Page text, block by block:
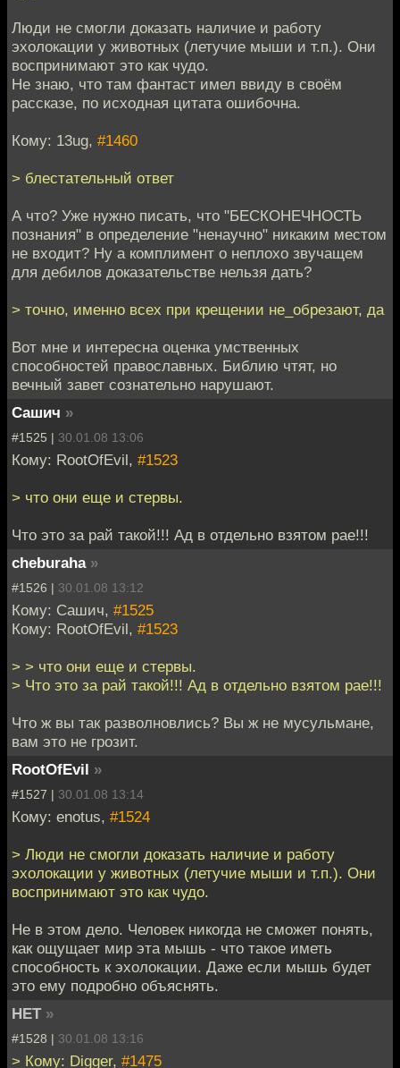
Люди не смогли доказать наличие и работу
эхолокации у животных (летучие мыши и т.п.). Они
воспринимают это как чудо.
Не знаю, что там фантаст имел ввиду в своём
рассказе, по исходная цитата ошибочна.
Кому: 13ug, #1460
> блестательный ответ
А что? Уже нужно писать, что "БЕСКОНЕЧНОСТЬ
познания" в определение "ненаучно" никаким местом
не входит? Ну а комплимент о неплохо звучащем
для дебилов доказательстве нельзя дать?
> точно, именно всех при крещении не_обрезают, да
Вот мне и интересна оценка умственных
способностей православных. Библию чтят, но
вечный завет сознательно нарушают.
Сашич »
#1525 | 30.01.08 13:06
Кому: RootOfEvil, #1523
> что они еще и стервы.
Что это за рай такой!!! Ад в отдельно взятом рае!!!
cheburaha »
#1526 | 30.01.08 13:12
Кому: Сашич, #1525
Кому: RootOfEvil, #1523
> > что они еще и стервы.
> Что это за рай такой!!! Ад в отдельно взятом рае!!!
Что ж вы так разволновлись? Вы ж не мусульмане,
вам это не грозит.
RootOfEvil »
#1527 | 30.01.08 13:14
Кому: enotus, #1524
> Люди не смогли доказать наличие и работу
эхолокации у животных (летучие мыши и т.п.). Они
воспринимают это как чудо.
Не в этом дело. Человек никогда не сможет понять,
как ощущает мир эта мышь - что такое иметь
способность к эхолокации. Даже если мышь будет
это ему подробно объяснять.
НЕТ »
#1528 | 30.01.08 13:16
> Кому: Digger, #1475